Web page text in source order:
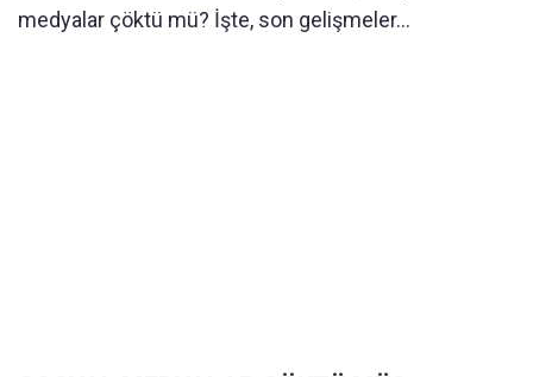
medyalar çöktü mü? İşte, son gelişmeler...